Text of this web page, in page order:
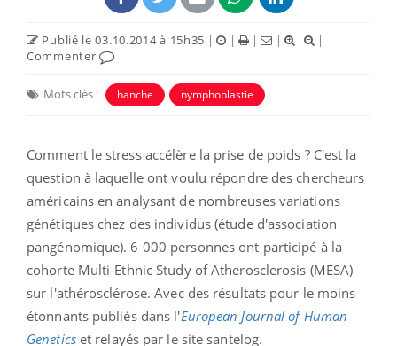
Publié le 03.10.2014 à 15h35 | | | |
|
Commenter
Mots clés : hanche nymphoplastie
Comment le stress accélère la prise de poids ? C'est la
question à laquelle ont voulu répondre des chercheurs
américains en analysant de nombreuses variations
génétiques chez des individus (étude d'association
pangénomique). 6 000 personnes ont participé à la
cohorte Multi-Ethnic Study of Atherosclerosis (MESA)
sur l'athérosclérose. Avec des résultats pour le moins
étonnants publiés dans l'European Journal of Human
Geneticset relayés par le site santelog.